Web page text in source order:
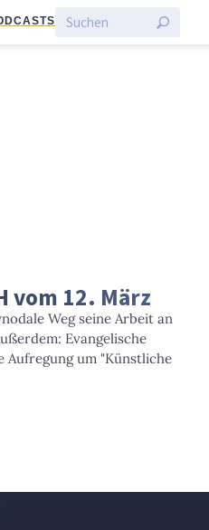
vom 12. März
Weg seine Arbeit an
Evangelische
um "Künstliche